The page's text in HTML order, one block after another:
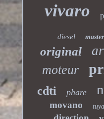
vivaro
diesel master
original
moteur
cdti phare
movano